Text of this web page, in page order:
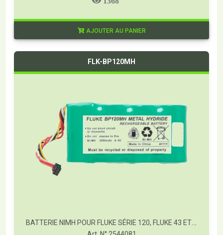
AJOUTER AU PANIER
FLK-BP120MH
BATTERIE NIMH POUR FLUKE SÉRIE 120, FLUKE 43 ET 43B